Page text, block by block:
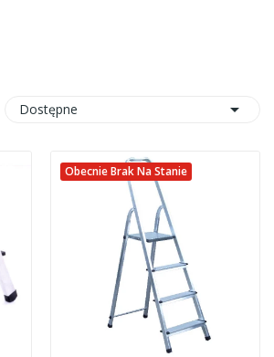
Dostępne 
Obecnie Brak Na Stanie